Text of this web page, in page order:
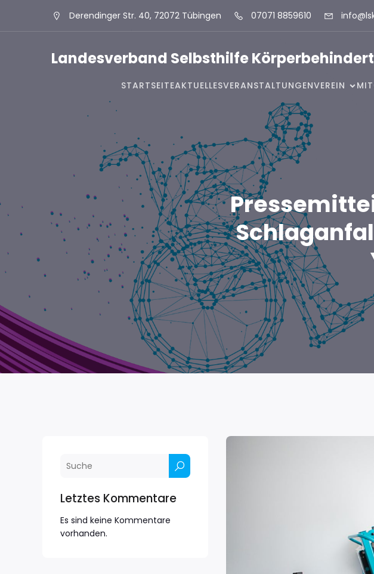
Derendinger Str. 40, 72072 Tübingen 07071 8859610
Landesverband Selbsthilfe
STARTSEITEAKTUELLESVERANSTALTUNGENVEREIN
Letztes Kommentare
Es sind keine Kommentare
vorhanden.